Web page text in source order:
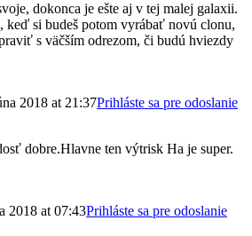
dokonca je ešte aj v tej malej galaxii.
keď si budeš potom vyrábať novú clonu,
s väčším odrezom, či budú hviezdy
2018 at 21:37Prihláste sa pre odoslanie
dobre.Hlavne ten výtrisk Ha je super.
2018 at 07:43Prihláste sa pre odoslanie